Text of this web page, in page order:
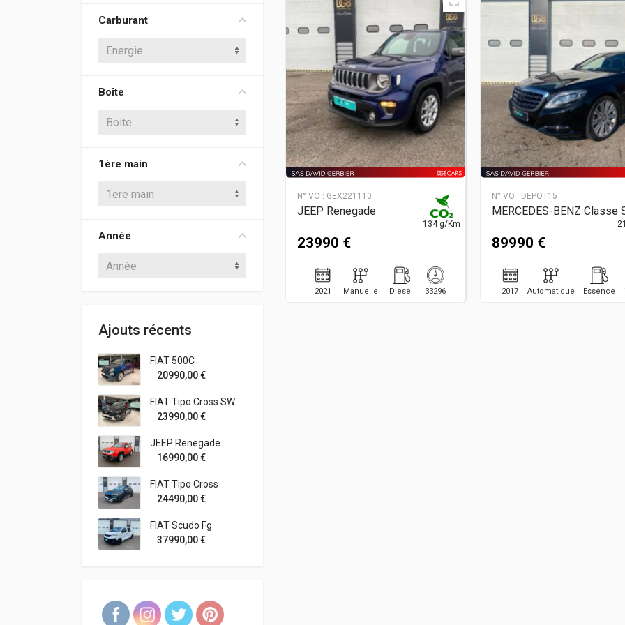
Carburant
Energie
Boîte
Boite
1ère main
1ere main
Année
Année
Ajouts récents
FIAT 500C
20990,00€
FIAT Tipo Cross SW
23990,00€
JEEP Renegade
16990,00€
FIAT Tipo Cross
24490,00€
FIAT Scudo Fg
37990,00€
N° VO : GEX221110
JEEP Renegade
134 g/Km
23990 €
2021 Manuelle Diesel 33296
N° VO : DEPOT15
MERCEDES-BENZ Classe
89990 €
2017 Automatique Essence